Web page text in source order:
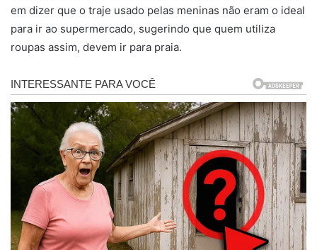
em dizer que o traje usado pelas meninas não eram o ideal
para ir ao supermercado, sugerindo que quem utiliza
roupas assim, devem ir para praia.